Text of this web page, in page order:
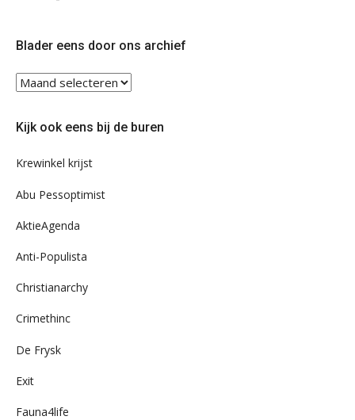
Blader eens door ons archief
Blader
ons
Kijk ook eens bij de buren
Krewinkel krijst
Abu Pessoptimist
AktieAgenda
Anti-Populista
Christianarchy
Crimethinc
De Frysk
Exit
Fauna4life